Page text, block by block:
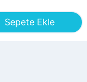
Sepete Ekle